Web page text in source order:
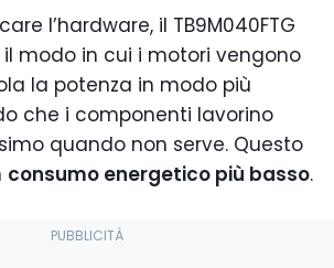
l’hardware, il TB9M040FTG
modo in cui i motori vengono
la potenza in modo più
che i componenti lavorino
quando non serve. Questo
consumo energetico più basso.